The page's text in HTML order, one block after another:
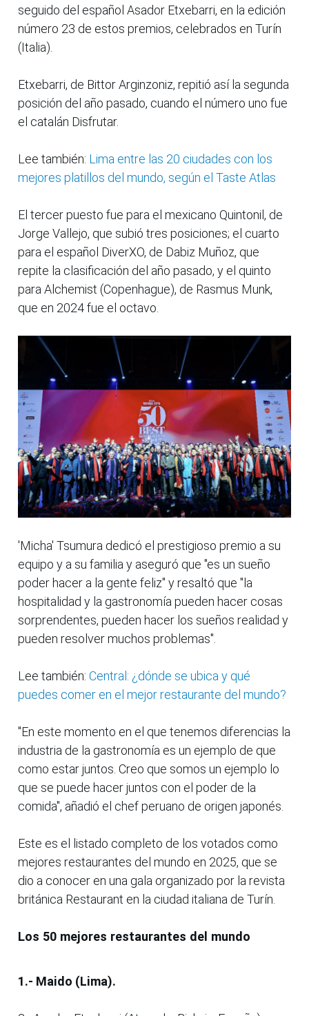
seguido del español Asador Etxebarri, en la edición
número 23 de estos premios, celebrados en Turín
(Italia).
Etxebarri, de Bittor Arginzoniz, repitió así la segunda
posición del año pasado, cuando el número uno fue
el catalán Disfrutar.
Lee también: Lima entre las 20 ciudades con los
mejores platillos del mundo, según el Taste Atlas
El tercer puesto fue para el mexicano Quintonil, de
Jorge Vallejo, que subió tres posiciones; el cuarto
para el español DiverXO, de Dabiz Muñoz, que
repite la clasificación del año pasado, y el quinto
para Alchemist (Copenhague), de Rasmus Munk,
que en 2024 fue el octavo.
'Micha' Tsumura dedicó el prestigioso premio a su
equipo y a su familia y aseguró que "es un sueño
poder hacer a la gente feliz" y resaltó que "la
hospitalidad y la gastronomía pueden hacer cosas
sorprendentes, pueden hacer los sueños realidad y
pueden resolver muchos problemas".
Lee también: Central: ¿dónde se ubica y qué
puedes comer en el mejor restaurante del mundo?
"En este momento en el que tenemos diferencias la
industria de la gastronomía es un ejemplo de que
como estar juntos. Creo que somos un ejemplo lo
que se puede hacer juntos con el poder de la
comida", añadió el chef peruano de origen japonés.
Este es el listado completo de los votados como
mejores restaurantes del mundo en 2025, que se
dio a conocer en una gala organizado por la revista
británica Restaurant en la ciudad italiana de Turín.
Los 50 mejores restaurantes del mundo
1.- Maido (Lima).